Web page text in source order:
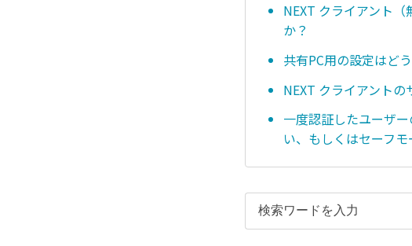
NEXT クライアント
か？
共有PC用の設定はど
NEXT クライアント
一度認証したユーザ
い、もしくはセーフ